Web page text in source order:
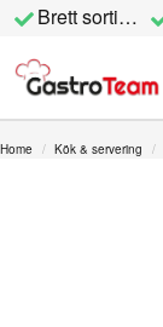
Brett sortiment
Home Kök & servering